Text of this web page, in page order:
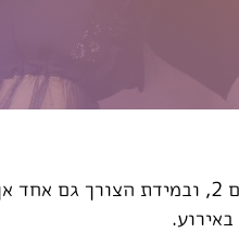
שלושה עורבים מוזהבים (אפשרי גם 2,